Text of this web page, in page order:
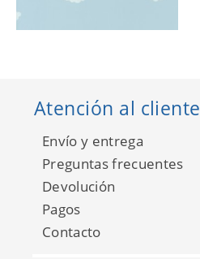
Atención al cliente
Envío y entrega
Preguntas frecuentes
Devolución
Pagos
Contacto